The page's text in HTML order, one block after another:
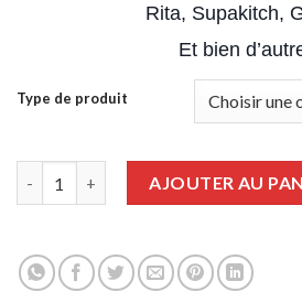
Rita, Supakitch,
Et bien
Type de produit
AJOUTER AU